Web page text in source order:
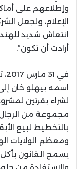
وإطلاعهم على
الإعلام، ولجعل
انتعاش شديد
أرادت أن تكون”.
اسمه بيهلو خان
لشراء بقرتين
مجموعة من
بالتخطيط لبيع
ومعظم الولايات
يسمح القانون